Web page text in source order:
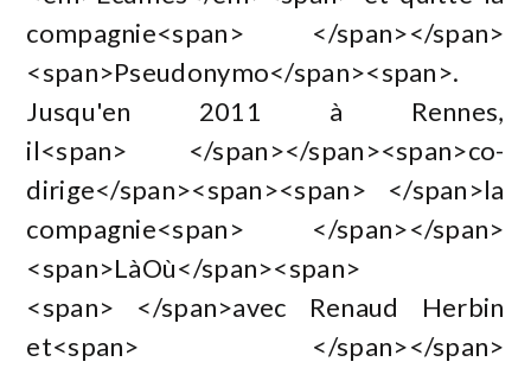
compagnie<span> </span></span>
<span>Pseudonymo</span><span>.
Jusqu'en 2011 à Rennes,
il<span> </span></span><span>co-
dirige</span><span><span> </span>la
compagnie<span> </span></span>
<span>LàOù</span><span>
<span> </span>avec Renaud Herbin
et<span> </span></span>